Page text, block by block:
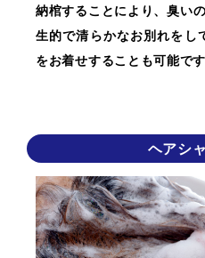
納棺することにより、臭い
生的で清らかなお別れをし
をお着せすることも可能です
ヘアシ